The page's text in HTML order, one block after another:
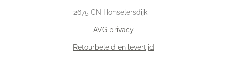
2675 CN Honselersdijk
AVG privacy
Retourbeleid en levertijd